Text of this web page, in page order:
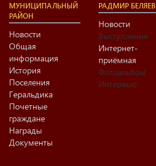
МУНИЦИПАЛЬНЫЙ
РАЙОН
Новости
Общая
информация
История
Поселения
Геральдика
Почетные
граждане
Награды
Документы
РАДМИР БЕЛЯЕВ
Новости
Выступления
Интернет-
приёмная
Фотоальбом
Интервью